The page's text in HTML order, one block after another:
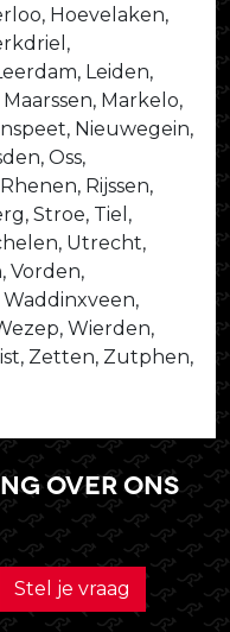
Hoevelaken,
Leiden,
Markelo,
Nieuwegein,
Oss,
Rijssen,
Stroe, Tiel,
Utrecht,
Vorden,
Wierden,
Zetten, Zutphen,
over ons
Stel je vraag